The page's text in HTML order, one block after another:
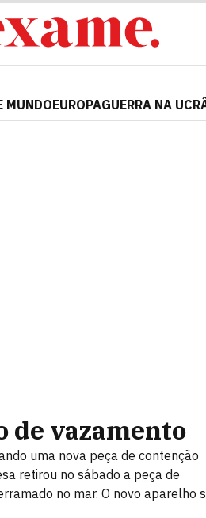
MUNDOEUROPAGUERRA NA
de vazamento
uma nova peça de contenção
retirou no sábado a peça de
no mar. O novo aparelho